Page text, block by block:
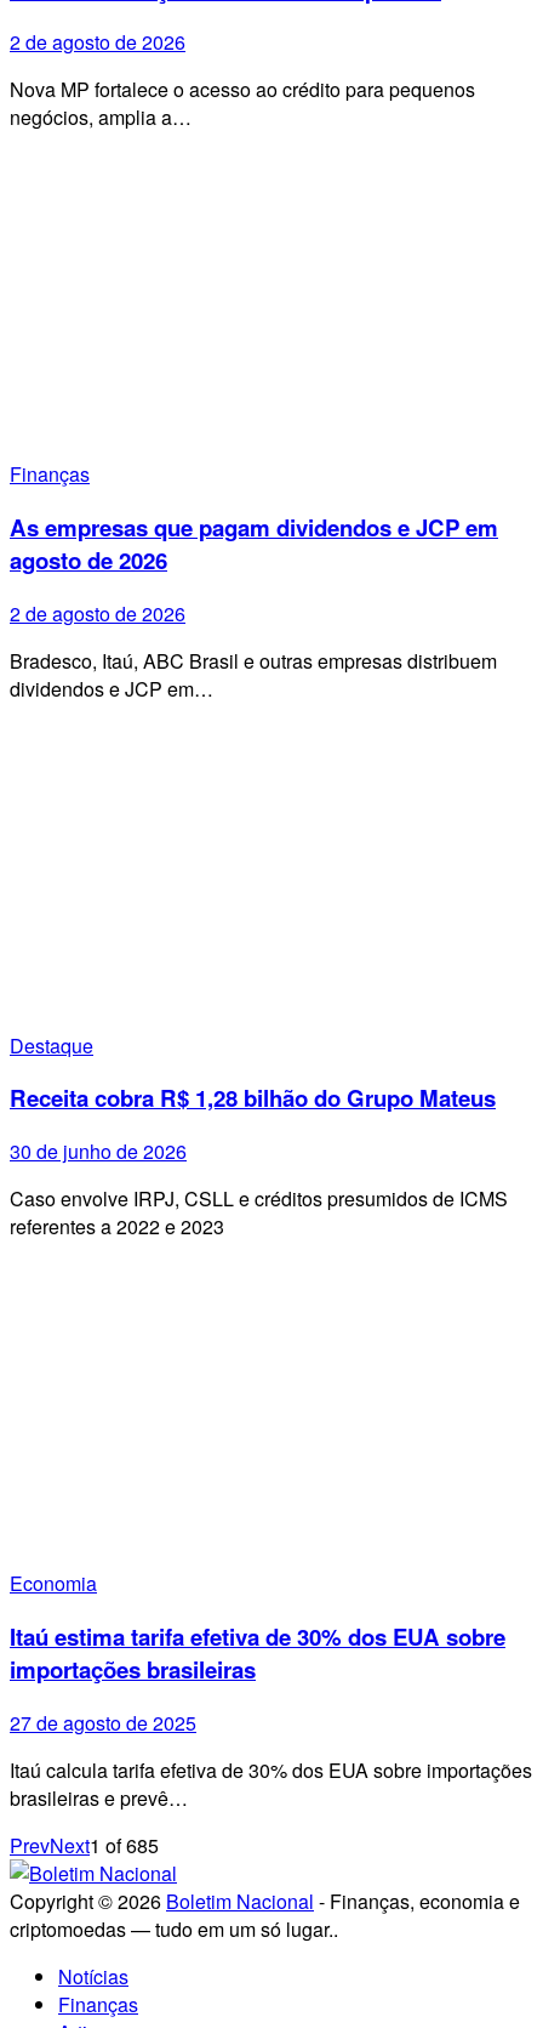
2 de agosto de 2026
Nova MP fortalece o acesso ao crédito para pequenos
negócios, amplia a…
Finanças
As empresas que pagam dividendos e JCP em
agosto de 2026
2 de agosto de 2026
Bradesco, Itaú, ABC Brasil e outras empresas distribuem
dividendos e JCP em…
Destaque
Receita cobra R$ 1,28 bilhão do Grupo Mateus
30 de junho de 2026
Caso envolve IRPJ, CSLL e créditos presumidos de ICMS
referentes a 2022 e 2023
Economia
Itaú estima tarifa efetiva de 30% dos EUA sobre
importações brasileiras
27 de agosto de 2025
Itaú calcula tarifa efetiva de 30% dos EUA sobre importações
brasileiras e prevê…
PrevNext1 of685
Copyright © 2026 Boletim Nacional - Finanças, economia e
criptomoedas — tudo em um só lugar..
Notícias
Finanças